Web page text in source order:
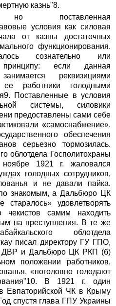
казнь"8.
но поставленная
условия как силовая
от казны достаточных
функционирования.
сознательно или
принципу: если данная
реквизициями
работники голодными
Поставленные в условия
системы, силовики
предоставлены сами себе
«самоснабжение».
обеспечения
серьезно тормозилась.
облотдела Госполитохраны
1921 г. жаловался
голодных сотрудников,
и не давали пайка.
знакомым, а Дальбюро ЦК
удовлетворять
самим находить
на преступления. В те же
облотдела
писал директору ГУ ГПО,
ДВР и Дальбюро ЦК РКП (б)
положении работников,
«поголовно голодают
В 1921 г. один
Евпаторийской ЧК в Крыму
спустя глава ГПУ Украины